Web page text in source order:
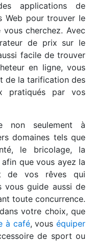
applications de
Web pour trouver le
cherchez. Avec
de prix sur le
facile de trouver
en ligne, vous
de la tarification des
pratiqués par vos
non seulement à
domaines tels que
le bricolage, la
que vous ayez la
de vos rêves qui
vous guide aussi de
toute concurrence.
votre choix, que
à café, vouséquiper
de sport ou